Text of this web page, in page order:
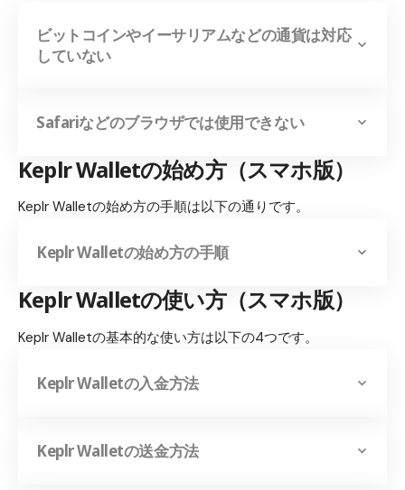
ビットコインやイーサリアムなどの通貨は対応
していない
Safariなどのブラウザでは使用できない
Keplr Walletの始め方（スマホ版）
Keplr Walletの始め方の手順は以下の通りです。
Keplr Walletの始め方の手順
Keplr Walletの使い方（スマホ版）
Keplr Walletの基本的な使い方は以下の4つです。
Keplr Walletの入金方法
Keplr Walletの送金方法